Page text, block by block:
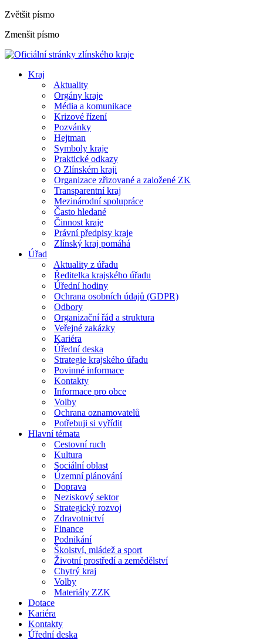
Zvětšit písmo
Zmenšit písmo
Kraj
Aktuality
Orgány kraje
Média a komunikace
Krizové řízení
Pozvánky
Hejtman
Symboly kraje
Praktické odkazy
O Zlínském kraji
Organizace zřizované a založené ZK
Transparentní kraj
Mezinárodní spolupráce
Často hledané
Činnost kraje
Právní předpisy kraje
Zlínský kraj pomáhá
Úřad
Aktuality z úřadu
Ředitelka krajského úřadu
Úřední hodiny
Ochrana osobních údajů (GDPR)
Odbory
Organizační řád a struktura
Veřejné zakázky
Kariéra
Úřední deska
Strategie krajského úřadu
Povinné informace
Kontakty
Informace pro obce
Volby
Ochrana oznamovatelů
Potřebuji si vyřídit
Hlavní témata
Cestovní ruch
Kultura
Sociální oblast
Územní plánování
Doprava
Neziskový sektor
Strategický rozvoj
Zdravotnictví
Finance
Podnikání
Školství, mládež a sport
Životní prostředí a zemědělství
Chytrý kraj
Volby
Materiály ZZK
Dotace
Kariéra
Kontakty
Úřední deska